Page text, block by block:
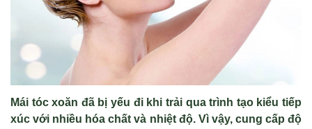
Mái tóc xoăn đã bị yếu đi khi trải qua trình tạo kiểu tiếp
xúc với nhiều hóa chất và nhiệt độ. Vì vậy, cung cấp độ